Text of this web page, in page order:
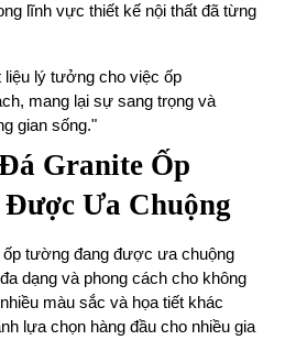
lĩnh vực thiết kế nội thất đã từng
liệu lý tưởng cho việc ốp
mang lại sự sang trọng và
gian sống."
Granite Ốp
Ưa Chuộng
ốp tường đang được ưa chuộng
dạng và phong cách cho không
màu sắc và họa tiết khác
lựa chọn hàng đầu cho nhiều gia